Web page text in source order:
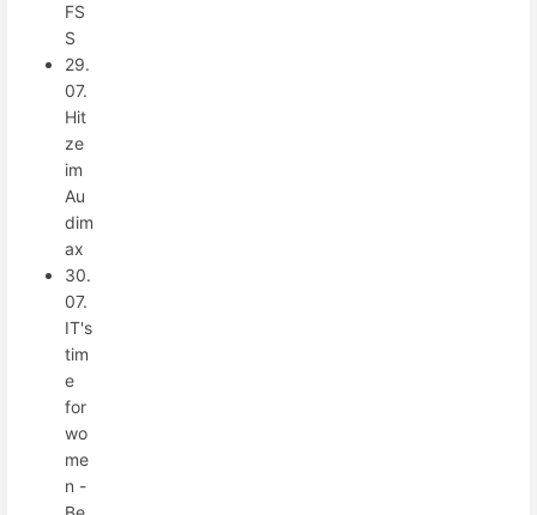
FS
S
29.
07.
Hit
ze
im
Au
dim
ax
30.
07.
IT's
tim
e
for
wo
me
n -